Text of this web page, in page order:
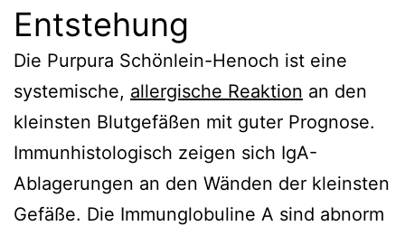
Entstehung
Die Purpura Schönlein-Henoch ist eine
systemische, allergische Reaktion an den
kleinsten Blutgefäßen mit guter Prognose.
Immunhistologisch zeigen sich IgA-
Ablagerungen an den Wänden der kleinsten
Gefäße. Die Immunglobuline A sind abnorm